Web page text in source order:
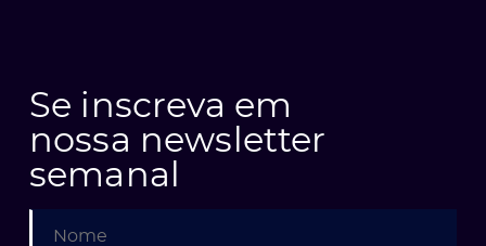
Se inscreva em
nossa newsletter
semanal